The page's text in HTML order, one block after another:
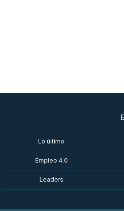
Lo último
Empleo 4.0
Leaders